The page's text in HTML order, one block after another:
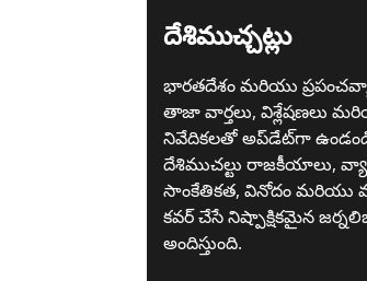
దేశిముచ్చట్లు
భారతదేశం మరియు
తాజా వార్తలు, విశ్లేషణలు
నివేదికలతో అప్‌డేట్‌గా
దేశిముచల్టు రాజకీయాలు,
సాంకేతికత, వినోదం మరియు
కవర్ చేసే నిష్పాక్షికమైన
అందిస్తుంది.